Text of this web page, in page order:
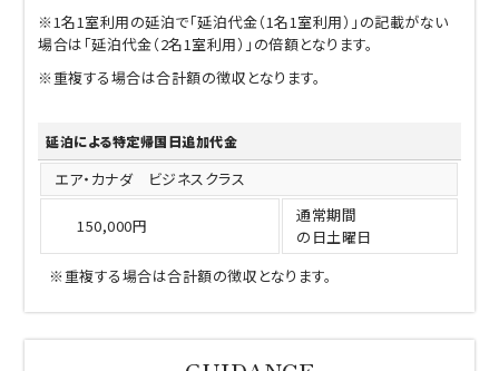
※1名1室利用の延泊で「延泊代金（1名1室利用）」の記載がない
場合は「延泊代金（2名1室利用）」の倍額となります。
※重複する場合は合計額の徴収となります。
延泊による特定帰国日追加代金
エア・カナダ ビジネスクラス
150,000円
通常期間
の日土曜日
※重複する場合は合計額の徴収となります。